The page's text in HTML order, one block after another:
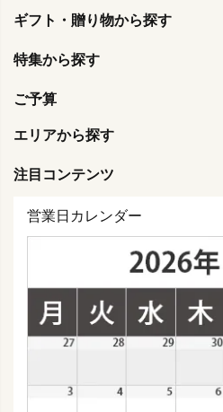
ギフト・贈り物から探す
特集から探す
ご予算
エリアから探す
注目コンテンツ
営業日カレンダー